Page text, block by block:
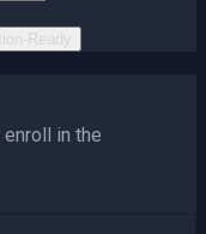
Ready
in the